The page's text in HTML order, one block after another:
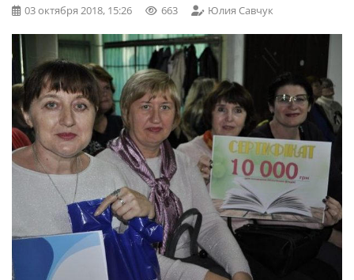
03 октября 2018, 15:26 663 Юлия Савчук